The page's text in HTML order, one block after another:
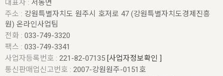
대표자 : 서동면
주소 : 강원특별자치도 원주시 호저로 47 (강원특별자치도경제진흥
원) 온라인사업팀
전화 : 033-749-3320
팩스 : 033-749-3341
사업자등록번호 : 221-82-07135 [사업자정보확인 ]
통신판매업신고번호 : 2007-강원원주-0151호